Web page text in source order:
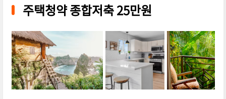
주택청약 종합저축 25만원